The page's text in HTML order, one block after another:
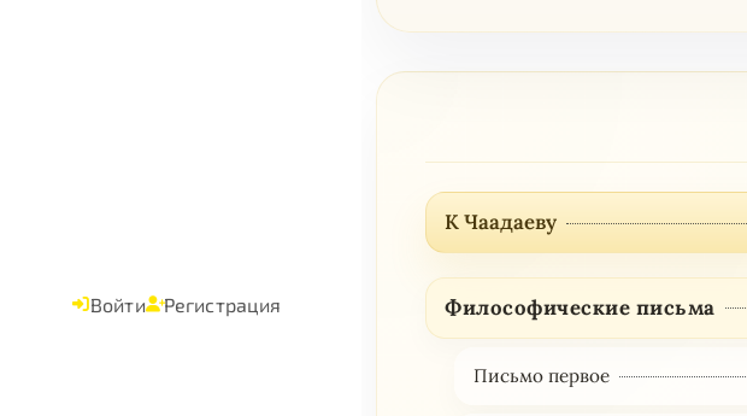
Войти Регистрация
К Чаадаеву
Философические письма
Письмо первое